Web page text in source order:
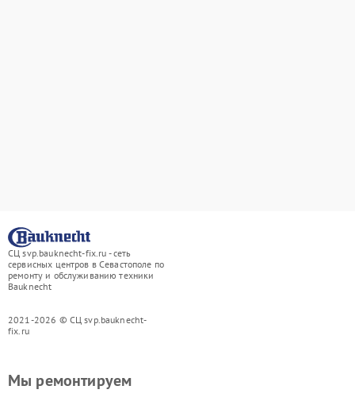
СЦ svp.bauknecht-fix.ru - сеть
сервисных центров в Севастополе по
ремонту и обслуживанию техники
Bauknecht
2021-2026 © СЦ svp.bauknecht-
fix.ru
Мы ремонтируем